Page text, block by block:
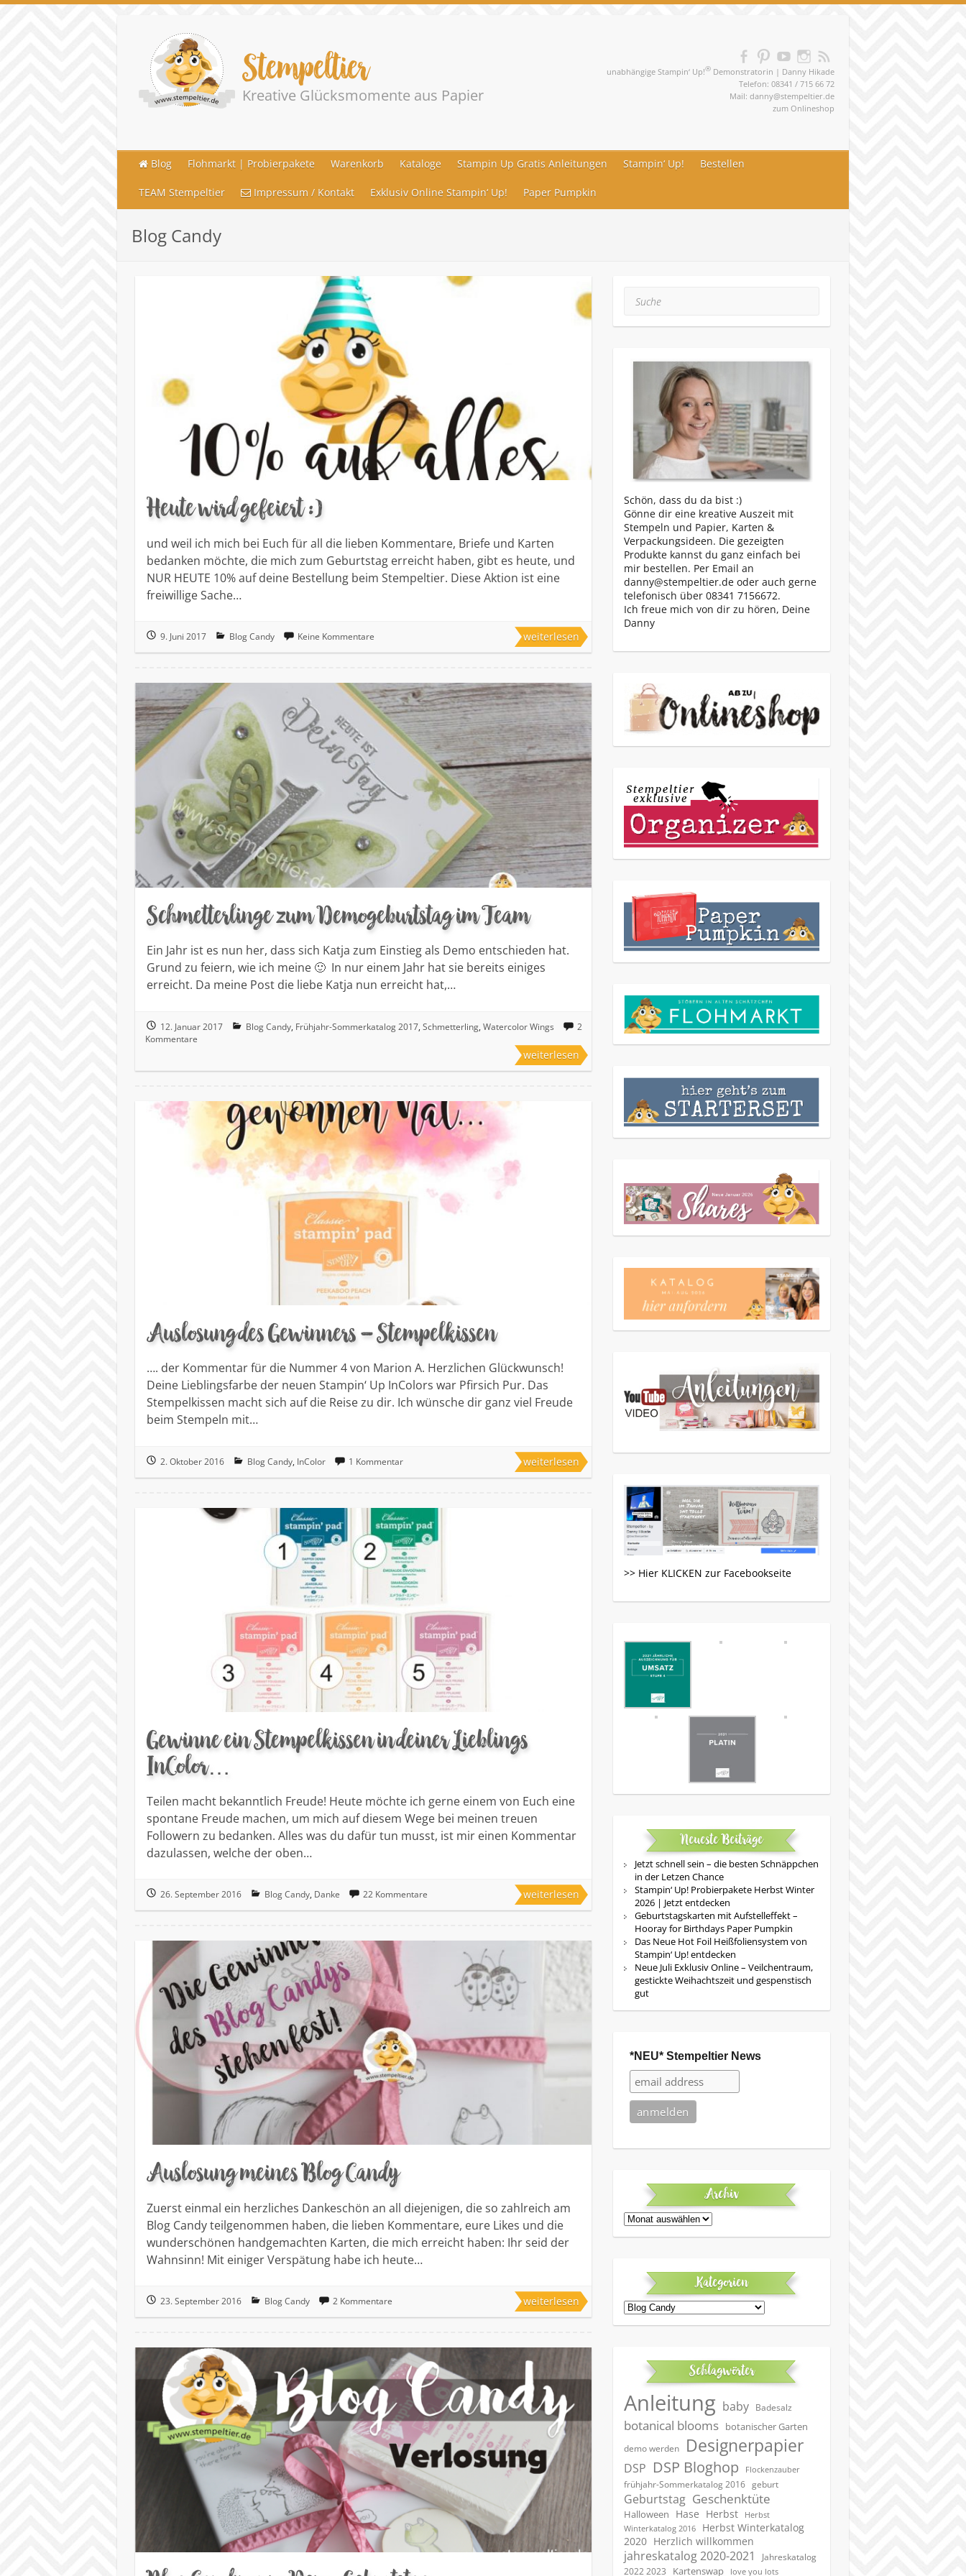
unabhängige Stampin‘ Up!® Demonstratorin | Danny Hikade
Telefon: 08341 / 715 66 72
Mail: danny@stempeltier.de
zum Onlineshop
Stempeltier
Kreative Glücksmomente aus Papier
Blog Flohmarkt | Probierpakete Warenkorb Kataloge Stampin Up Gratis Anleitungen Stampin‘ Up! Bestellen
TEAM Stempeltier Impressum / Kontakt Exklusiv Online Stampin‘ Up! Paper Pumpkin
Blog Candy
Heute wird gefeiert :)
und weil ich mich bei Euch für all die lieben Kommentare, Briefe und Karten
bedanken möchte, die mich zum Geburtstag erreicht haben, gibt es heute, und
NUR HEUTE 10% auf deine Bestellung beim Stempeltier. Diese Aktion ist eine
freiwillige Sache…
9. Juni 2017 Blog Candy Keine Kommentare weiterlesen
Schmetterlinge zum Demogeburtstag im Team
Ein Jahr ist es nun her, dass sich Katja zum Einstieg als Demo entschieden hat.
Grund zu feiern, wie ich meine 🙂 In nur einem Jahr hat sie bereits einiges
erreicht. Da meine Post die liebe Katja nun erreicht hat,…
12. Januar 2017 Blog Candy, Frühjahr-Sommerkatalog 2017, Schmetterling, Watercolor Wings
2
Kommentare
weiterlesen
Auslosung des Gewinners – Stempelkissen
…. der Kommentar für die Nummer 4 von Marion A. Herzlichen Glückwunsch!
Deine Lieblingsfarbe der neuen Stampin‘ Up InColors war Pfirsich Pur. Das
Stempelkissen macht sich auf die Reise zu dir. Ich wünsche dir ganz viel Freude
beim Stempeln mit…
2. Oktober 2016 Blog Candy, InColor 1 Kommentar weiterlesen
Gewinne ein Stempelkissen in deiner Lieblings
InColor…
Teilen macht bekanntlich Freude! Heute möchte ich gerne einem von Euch eine
spontane Freude machen, um mich auf diesem Wege bei meinen treuen
Followern zu bedanken. Alles was du dafür tun musst, ist mir einen Kommentar
dazulassen, welche der oben…
26. September 2016 Blog Candy, Danke 22 Kommentare weiterlesen
Auslosung meines Blog Candy
Zuerst einmal ein herzliches Dankeschön an all diejenigen, die so zahlreich am
Blog Candy teilgenommen haben, die lieben Kommentare, eure Likes und die
wunderschönen handgemachten Karten, die mich erreicht haben: Ihr seid der
Wahnsinn! Mit einiger Verspätung habe ich heute…
23. September 2016 Blog Candy 2 Kommentare weiterlesen
Schön, dass du da bist :)
Gönne dir eine kreative Auszeit mit
Stempeln und Papier, Karten &
Verpackungsideen. Die gezeigten
Produkte kannst du ganz einfach bei
mir bestellen. Per Email an
danny@stempeltier.de oder auch gerne
telefonisch über 08341 7156672.
Ich freue mich von dir zu hören, Deine
Danny
>> Hier KLICKEN zur Facebookseite
Neueste Beiträge
Jetzt schnell sein – die besten Schnäppchen
in der Letzen Chance
Stampin‘ Up! Probierpakete Herbst Winter
2026 | Jetzt entdecken
Geburtstagskarten mit Aufstelleffekt –
Hooray for Birthdays Paper Pumpkin
Das Neue Hot Foil Heißfoliensystem von
Stampin‘ Up! entdecken
Neue Juli Exklusiv Online – Veilchentraum,
gestickte Weihachtszeit und gespenstisch
gut
*NEU* Stempeltier News
Archiv
Archiv
Kategorien
Kategorien
Schlagwörter
Anleitung baby Badesalz
botanical blooms botanischer Garten
demo werden Designerpapier
DSP DSP Bloghop Flockenzauber
frühjahr-Sommerkatalog 2016 geburt
Geburtstag Geschenktüte
Halloween Hase Herbst
Herbst
Winterkatalog 2016
Herbst Winterkatalog
2020 Herzlich willkommen
jahreskatalog 2020-2021
Jahreskatalog
2022 2023
Kartenswap love you lots